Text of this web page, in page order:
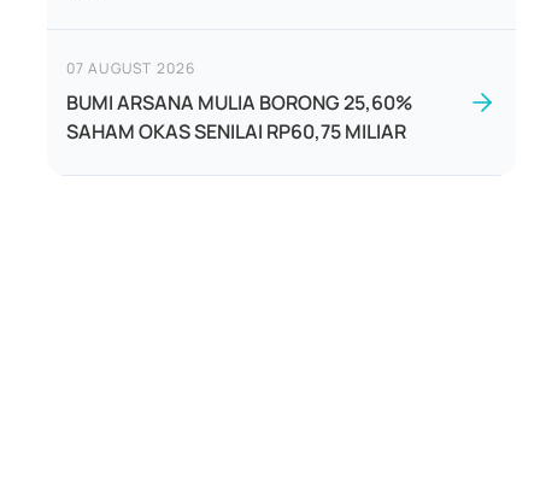
07 AUGUST 2026
BUMI ARSANA MULIA BORONG 25,60%
SAHAM OKAS SENILAI RP60,75 MILIAR